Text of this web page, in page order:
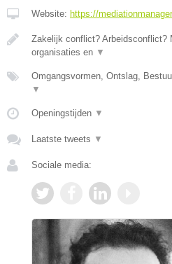
Website: https://
Zakelijk conflict? Arbeidsconflict?
organisaties en ▼
Omgangsvormen, Ontslag,
▼
Openingstijden ▼
Laatste tweets ▼
Sociale media: